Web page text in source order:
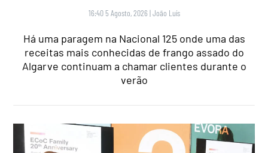
16:40 5 Agosto, 2026 |João Luís
Há uma paragem na Nacional 125 onde uma das
receitas mais conhecidas de frango assado do
Algarve continuam a chamar clientes durante o
verão